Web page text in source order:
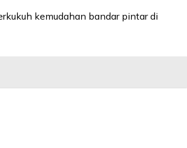
kemudahan bandar pintar di